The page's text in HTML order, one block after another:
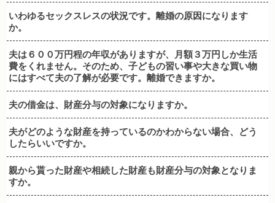
いわゆるセックスレスの状況です。離婚の原因になります
か。
夫は６００万円程の年収がありますが、月額３万円しか生活
費をくれません。そのため、子どもの習い事や大きな買い物
にはすべて夫の了解が必要です。離婚できますか。
夫の借金は、財産分与の対象になりますか。
夫がどのような財産を持っているのかわからない場合、どう
したらいいですか。
親から貰った財産や相続した財産も財産分与の対象となりま
すか。